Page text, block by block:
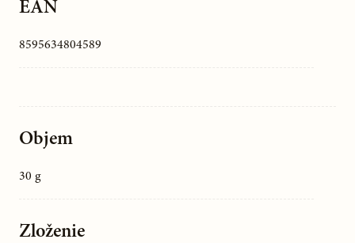
EAN
8595634804589
Objem
30 g
Zloženie